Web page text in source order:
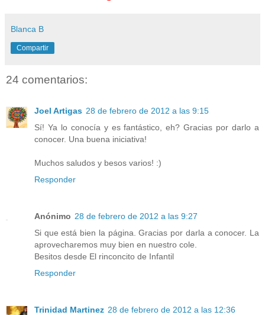
Blanca B
Compartir
24 comentarios:
Joel Artigas 28 de febrero de 2012 a las 9:15
Sí! Ya lo conocía y es fantástico, eh? Gracias por darlo a
conocer. Una buena iniciativa!
Muchos saludos y besos varios! :)
Responder
Anónimo 28 de febrero de 2012 a las 9:27
Si que está bien la página. Gracias por darla a conocer. La
aprovecharemos muy bien en nuestro cole.
Besitos desde El rinconcito de Infantil
Responder
Trinidad Martinez 28 de febrero de 2012 a las 12:36